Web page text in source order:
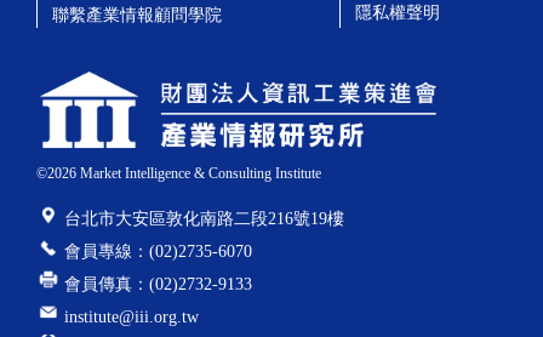
©2026Market Intelligence & Consulting Institute
台北市大安區敦化南路二段216號19樓
會員專線：(02)2735-6070
會員傳真：(02)2732-9133
institute@iii.org.tw
聯繫產業情報顧問學院
隱私權聲明